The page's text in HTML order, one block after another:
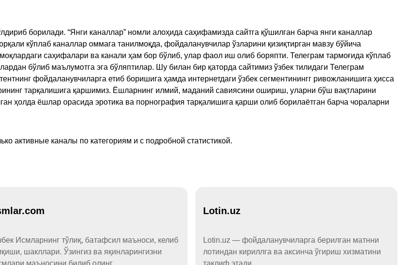
борилади. “Янги каналлар” номли алоҳида саҳифамизда сайтга қўшилган барча янги каналлар
кўплаб каналлар оммага танилмоқда, фойдаланувчилар ўзларини қизиқтирган мавзу бўйича
саҳифалари ва канали ҳам бор бўлиб, улар фаол иш олиб боряпти. Телеграм тармоғида кўплаб
бўлиб маълумотга эга бўляптилар. Шу билан бир қаторда сайтимиз ўзбек тилидаги Телеграм
фойдаланувчиларга етиб боришига ҳамда интернетдаги ўзбек сегментинингг ривожланишига ҳисса
тарқалишига қаршимиз. Ёшларнинг илмий, маданий савиясини ошириш, уларни бўш вақтларини
ҳолда ёшлар орасида эротика ва порнография тарқалишига қарши олиб борилаётган барча чораларни
активные каналы по категориям и с подробной статистикой.
Исмларнинг тўлиқ, батафсил маъноси, келиб
шакллари. Ўзингиз ва яқинларингизни
Lotin.uz
Lotin.uz — фойдаланувчиларга берилган матнни
лотиндан кириллга ва аксинча ўгириш хизматини